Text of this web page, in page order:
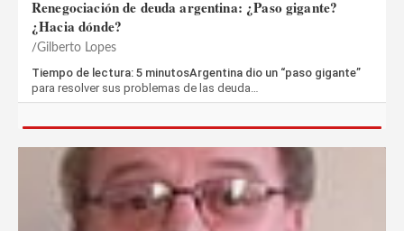
Renegociación de deuda argentina: ¿Paso gigante?
¿Hacia dónde?
Gilberto Lopes
Tiempo de lectura: 5 minutosArgentina dio un “paso gigante”
para resolver sus problemas de las deuda…